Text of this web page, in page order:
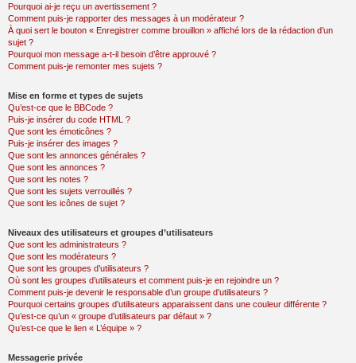
Pourquoi ai-je reçu un avertissement ?
Comment puis-je rapporter des messages à un modérateur ?
À quoi sert le bouton « Enregistrer comme brouillon » affiché lors de la rédaction d’un
sujet ?
Pourquoi mon message a-t-il besoin d’être approuvé ?
Comment puis-je remonter mes sujets ?
Mise en forme et types de sujets
Qu’est-ce que le BBCode ?
Puis-je insérer du code HTML ?
Que sont les émoticônes ?
Puis-je insérer des images ?
Que sont les annonces générales ?
Que sont les annonces ?
Que sont les notes ?
Que sont les sujets verrouillés ?
Que sont les icônes de sujet ?
Niveaux des utilisateurs et groupes d’utilisateurs
Que sont les administrateurs ?
Que sont les modérateurs ?
Que sont les groupes d’utilisateurs ?
Où sont les groupes d’utilisateurs et comment puis-je en rejoindre un ?
Comment puis-je devenir le responsable d’un groupe d’utilisateurs ?
Pourquoi certains groupes d’utilisateurs apparaissent dans une couleur différente ?
Qu’est-ce qu’un « groupe d’utilisateurs par défaut » ?
Qu’est-ce que le lien « L’équipe » ?
Messagerie privée